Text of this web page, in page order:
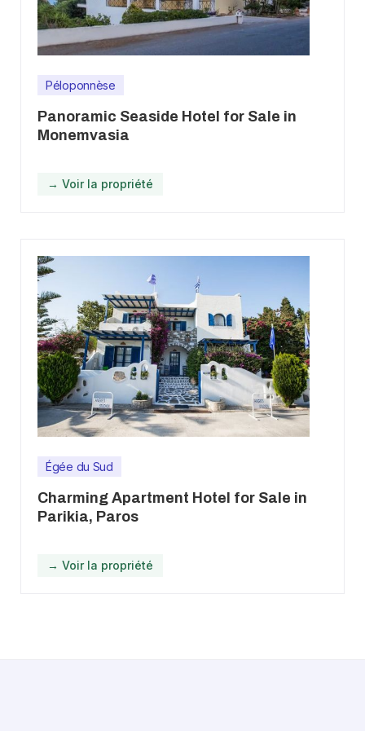
Péloponnèse
Panoramic Seaside Hotel for Sale in
Monemvasia
→ Voir la propriété
Égée du Sud
Charming Apartment Hotel for Sale in
Parikia, Paros
→ Voir la propriété